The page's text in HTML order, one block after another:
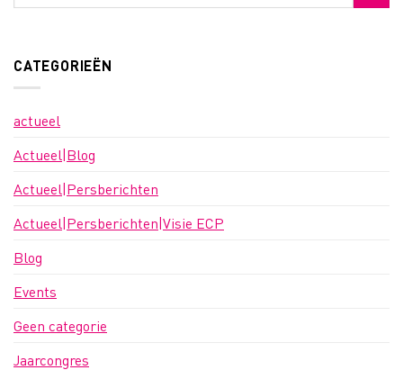
CATEGORIEËN
actueel
Actueel|Blog
Actueel|Persberichten
Actueel|Persberichten|Visie ECP
Blog
Events
Geen categorie
Jaarcongres